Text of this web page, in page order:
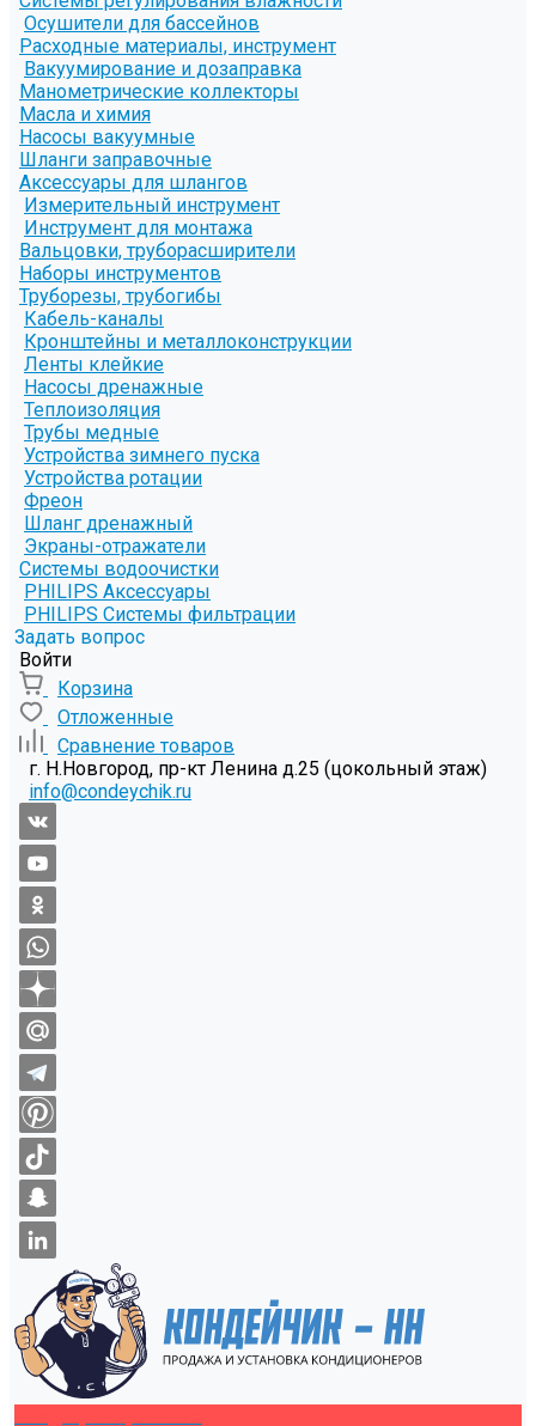
Осушители для бассейнов
Расходные материалы, инструмент
Вакуумирование и дозаправка
Манометрические коллекторы
Масла и химия
Насосы вакуумные
Шланги заправочные
Аксессуары для шлангов
Измерительный инструмент
Инструмент для монтажа
Вальцовки, труборасширители
Наборы инструментов
Труборезы, трубогибы
Кабель-каналы
Кронштейны и металлоконструкции
Ленты клейкие
Насосы дренажные
Теплоизоляция
Трубы медные
Устройства зимнего пуска
Устройства ротации
Фреон
Шланг дренажный
Экраны-отражатели
Системы водоочистки
PHILIPS Аксессуары
PHILIPS Системы фильтрации
Задать вопрос
Войти
Корзина
Отложенные
Сравнение товаров
г. Н.Новгород, пр-кт Ленина д.25 (цокольный этаж)
info@condeychik.ru